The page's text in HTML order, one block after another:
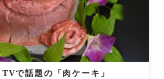
TVで話題の「肉ケーキ」